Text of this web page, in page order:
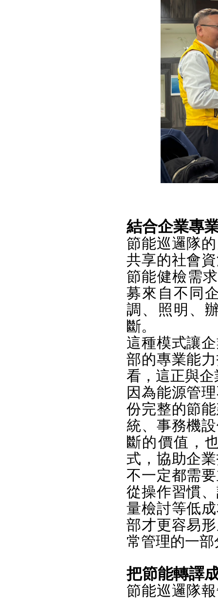
結合企業專
節能巡邏隊
共享的社會
節能健檢需
募來自不同
調、照明、
斷。
這種模式讓
部的專業能
看，這正與
因為能源管
份完整的節
統、事務機
斷的價值，
式，協助企
不一定都需
從操作習慣
量檢討等低
部才更容易
常管理的一部
把節能轉譯
節能巡邏隊